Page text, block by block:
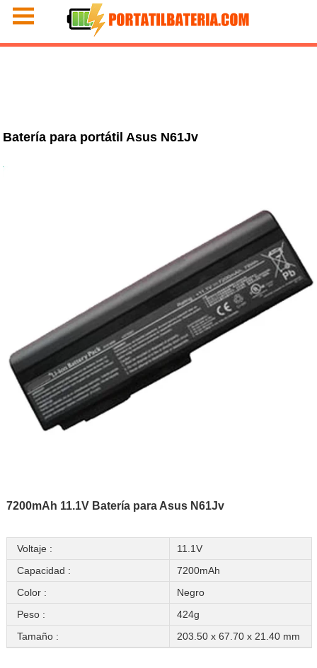
Batería para portátil Asus N61Jv
7200mAh 11.1V Batería para Asus N61Jv
Voltaje :
11.1V
Capacidad :
7200mAh
Color :
Negro
Peso :
424g
Tamaño :
203.50 x 67.70 x 21.40 mm